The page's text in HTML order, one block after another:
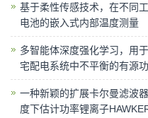
基于柔性传感技术，在不同
电池的嵌入式内部温度测量
多智能体深度强化学习，用
宅配电系统中不平衡的有源
一种新颖的扩展卡尔曼滤波
度下估计功率锂离子